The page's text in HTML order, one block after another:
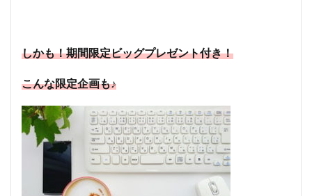
しかも！期間限定ビッグプレゼント付き！
こんな限定企画も♪